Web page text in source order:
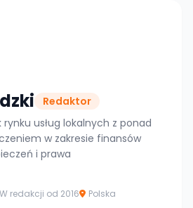
Redaktor
usług lokalnych z ponad
w zakresie finansów
i prawa
W redakcji od 2016 Polska